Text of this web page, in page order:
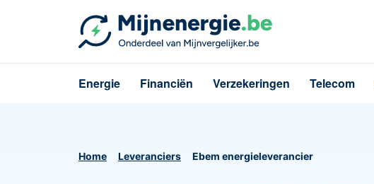
Energie Financiën Verzekeringen Telecom
Home Leveranciers Ebem energieleverancier